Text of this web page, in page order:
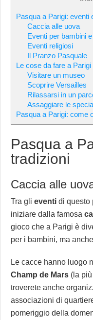
Pasqua a Parigi: eventi
Caccia alle uova
Eventi per bambini
Eventi religiosi
Il Pranzo Pasquale
Le cose da fare a
Visitare un museo
Scoprire Versailles
Rilassarsi in un
Assaggiare le
Pasqua a Parigi: come
Pasqua a
tradizioni
Caccia alle
Tra glieventi di questo
iniziare dalla famosa
gioco che a Parigi è
per i bambini, ma
Le cacce hanno luogo
Champ de Mars (la
troverete anche
associazioni di
pomeriggio della